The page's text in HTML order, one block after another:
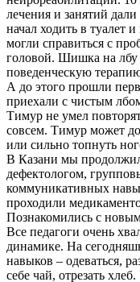
лечения и занятий
начал ходить в туалет
могли справиться с
головой. Шишка на
поведенческую
А до этого прошли
приехали с чистым
Тимур не умел
совсем. Тимур может
или сильно топнуть
В Казани мы
дефектологом,
коммуникативных
проходили
Познакомились с
Все педагоги очень
динамике. На
навыков – одеваться,
себе чай, отрезать